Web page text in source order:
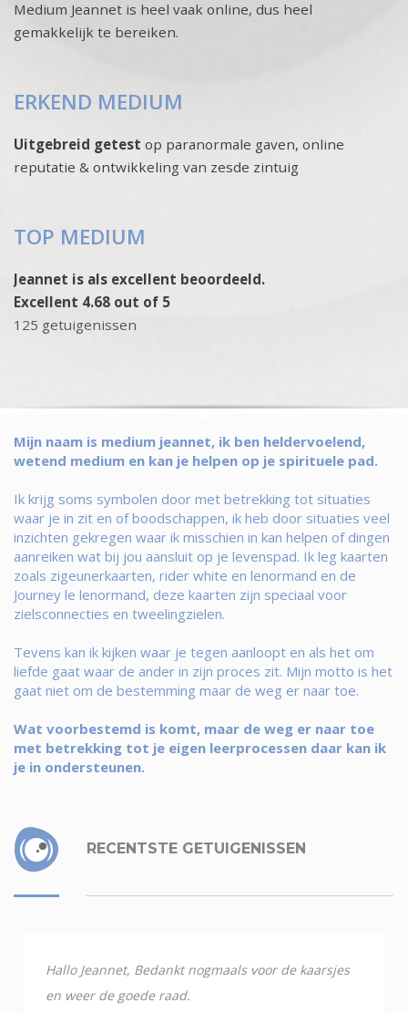
Medium Jeannet is heel vaak online, dus heel
gemakkelijk te bereiken.
ERKEND MEDIUM
Uitgebreid getest op paranormale gaven, online
reputatie & ontwikkeling van zesde zintuig
TOP MEDIUM
Jeannet is als excellent beoordeeld.
Excellent 4.68 out of 5
125 getuigenissen
Mijn naam is medium jeannet, ik ben heldervoelend,
wetend medium en kan je helpen op je spirituele pad.
Ik krijg soms symbolen door met betrekking tot situaties
waar je in zit en of boodschappen, ik heb door situaties veel
inzichten gekregen waar ik misschien in kan helpen of dingen
aanreiken wat bij jou aansluit op je levenspad. Ik leg kaarten
zoals zigeunerkaarten, rider white en lenormand en de
Journey le lenormand, deze kaarten zijn speciaal voor
zielsconnecties en tweelingzielen.
Tevens kan ik kijken waar je tegen aanloopt en als het om
liefde gaat waar de ander in zijn proces zit. Mijn motto is het
gaat niet om de bestemming maar de weg er naar toe.
Wat voorbestemd is komt, maar de weg er naar toe
met betrekking tot je eigen leerprocessen daar kan ik
je in ondersteunen.
RECENTSTE GETUIGENISSEN
Hallo Jeannet, Bedankt nogmaals voor de kaarsjes
en weer de goede raad.